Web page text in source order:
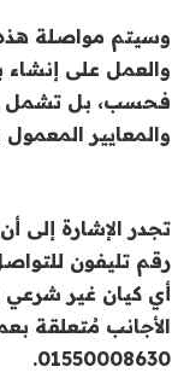
وسيتم مواصلة هذه
والعمل على إنشاء
فحسب، بل تشمل
والمعايير المعمول
تجدر الإشارة إلى
رقم تليفون
أي كيان غير شرعي
الأجانب مُتعلقة
01550008630.